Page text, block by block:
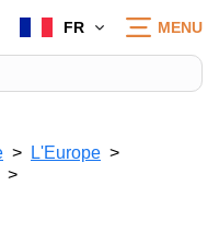
FR MENU
L'Europe